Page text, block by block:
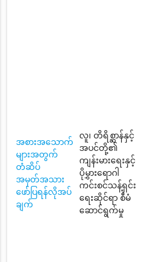
အစားအသောက်
များအတွက်
တံဆိပ်
အမှတ်အသား
ဖော်ပြရန်လိုအပ်
ချက်
လူ၊ တိရိစ္ဆာန်နှင့်
အပင်တို့၏
ကျန်းမားရေးနှင့်
ပိုမွှားရောဂါ
ကင်းစင်သန့်ရှင်း
ရေးဆိုင်ရာ စီမံ
ဆောင်ရွက်မှု